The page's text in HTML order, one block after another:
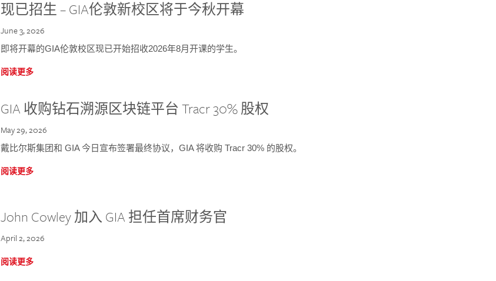
现已招生 – GIA伦敦新校区将于今秋开幕
June 3, 2026
即将开幕的GIA伦敦校区现已开始招收2026年8月开课的学生。
阅读更多
GIA 收购钻石溯源区块链平台 Tracr 30% 股权
May 29, 2026
戴比尔斯集团和 GIA 今日宣布签署最终协议，GIA 将收购 Tracr 30% 的股权。
阅读更多
John Cowley 加入 GIA 担任首席财务官
April 2, 2026
阅读更多